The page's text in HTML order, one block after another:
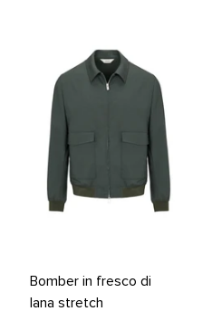
Bomber in fresco di
lana stretch